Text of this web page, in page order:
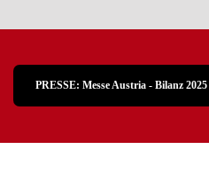
PRESSE: Messe Austria - Bilanz